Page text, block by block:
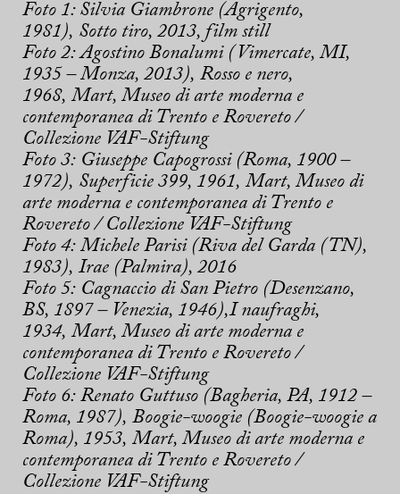
Foto 1: Silvia Giambrone (Agrigento,
1981), Sotto tiro, 2013, film still
Foto 2:Agostino Bonalumi (Vimercate, MI,
1935 – Monza, 2013), Rosso e nero,
1968, Mart, Museo di arte moderna e
contemporanea di Trento e Rovereto /
Collezione VAF-Stiftung
Foto 3: Giuseppe Capogrossi (Roma, 1900 –
1972), Superficie 399, 1961, Mart, Museo di
arte moderna e contemporanea di Trento e
Rovereto / Collezione VAF-Stiftung
Foto 4: Michele Parisi (Riva del Garda (TN),
1983), Irae (Palmira), 2016
Foto 5: Cagnaccio di San Pietro (Desenzano,
BS, 1897 – Venezia, 1946),I naufraghi,
1934, Mart, Museo di arte moderna e
contemporanea di Trento e Rovereto /
Collezione VAF-Stiftung
Foto 6: Renato Guttuso (Bagheria, PA, 1912 –
Roma, 1987), Boogie-woogie (Boogie-woogie a
Roma), 1953, Mart, Museo di arte moderna e
contemporanea di Trento e Rovereto /
Collezione VAF-Stiftung